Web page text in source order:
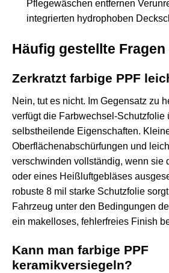
Pflegewäschen entfernen
integrierten hydrophoben
Häufig gestellte Fragen
Zerkratzt farbige PPF
Nein, tut es nicht. Im Gegensatz zu
verfügt die Farbwechsel-Schutzfolie
selbstheilende Eigenschaften.
Oberflächenabschürfungen und
verschwinden vollständig, wenn sie
oder eines Heißluftgebläses
robuste 8 mil starke Schutzfolie
Fahrzeug unter den Bedingungen
ein makelloses, fehlerfreies Finish
Kann man farbige PPF
keramikversiegeln?